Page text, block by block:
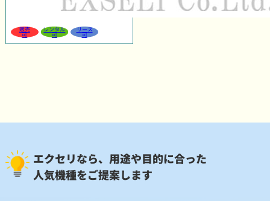
販売
可
レンタル
可
リース
可
エクセリなら、用途や目的に合った
人気機種をご提案します